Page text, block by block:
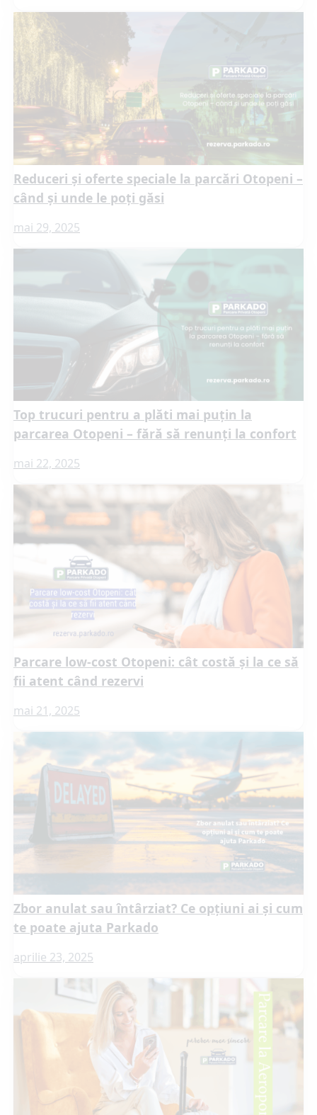
Reduceri și oferte speciale la parcări Otopeni –
când și unde le poți găsi
mai 29, 2025
Top trucuri pentru a plăti mai puțin la
parcarea Otopeni – fără să renunți la confort
mai 22, 2025
Parcare low-cost Otopeni: cât costă și la ce să
fii atent când rezervi
mai 21, 2025
Zbor anulat sau întârziat? Ce opțiuni ai și cum
te poate ajuta Parkado
aprilie 23, 2025